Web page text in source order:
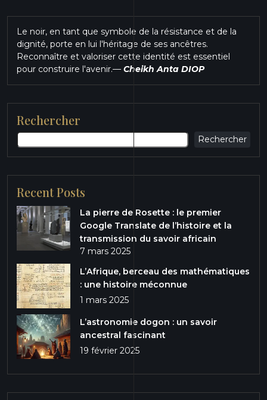
Le noir, en tant que symbole de la résistance et de la
dignité, porte en lui l'héritage de ses ancêtres.
Reconnaître et valoriser cette identité est essentiel
pour construire l'avenir.— Cheikh Anta DIOP
Rechercher
Rechercher
Recent Posts
La pierre de Rosette : le premier
Google Translate de l’histoire et la
transmission du savoir africain
7 mars 2025
L’Afrique, berceau des mathématiques
: une histoire méconnue
1 mars 2025
L’astronomie dogon : un savoir
ancestral fascinant
19 février 2025